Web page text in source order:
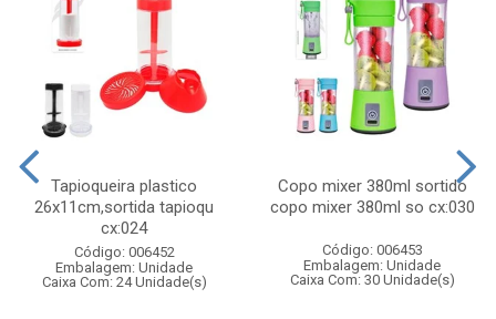
Tapioqueira plastico
26x11cm,sortida tapioqu
cx:024
Código: 006452
Embalagem: Unidade
Caixa Com: 24 Unidade(s)
Copo mixer 380ml sortido
copo mixer 380ml so cx:030
Código: 006453
Embalagem: Unidade
Caixa Com: 30 Unidade(s)